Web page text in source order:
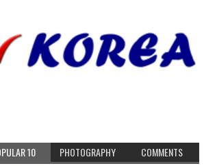
10 PHOTOGRAPHY COMMENTS